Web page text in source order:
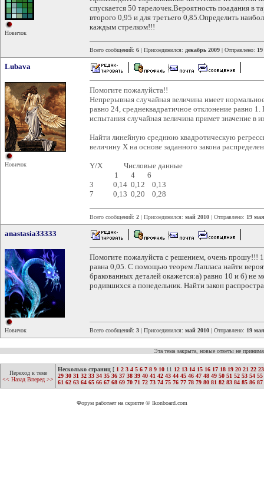
Новичок
спускается 50 тарелочек.Вероятность поадания в
второго 0,95 и для третьего 0,85.Определить
каждым стрелком!!!
Всего сообщений: 6 | Присоединился: декабрь 2009 | Отправлено:
Lubava
Новичок
Помогите пожалуйста!!
Непрерывная случайная величина имеет
равно 24, среднеквадратичное отклонение равно 1.
испытания случайная величина примет значение в
Найти линейную среднюю квадротическую
величину X на основе заданного закона
Y/X Числовые данные
1 4 6
3 0,14 0,12 0,13
7 0,13 0,20 0,28
Всего сообщений: 2 | Присоединился: май 2010 | Отправлено: 19
anastasia33333
Новичок
Помогите пожалуйста с решением, очень прошу!!!
равна 0,05. С помощью теорем Лапласа найти
бракованных деталей окажется:а) равно 10 и б) не
родившихся а понедельник. Найти закон
Всего сообщений: 3 | Присоединился: май 2010 | Отправлено: 19
Эта тема закрыта, новые ответы не
Переход к теме
<< Назад Вперед >>
Несколько страниц [ 1 2 3 4 5 6 7 8 9 10 11 12 13 14 15 16 17 18 19 20 21 22 23
29 30 31 32 33 34 35 36 37 38 39 40 41 42 43 44 45 46 47 48 49 50 51 52 53 54 55
61 62 63 64 65 66 67 68 69 70 71 72 73 74 75 76 77 78 79 80 81 82 83 84 85 86 87
Форум работает на скрипте © Ikonboard.com